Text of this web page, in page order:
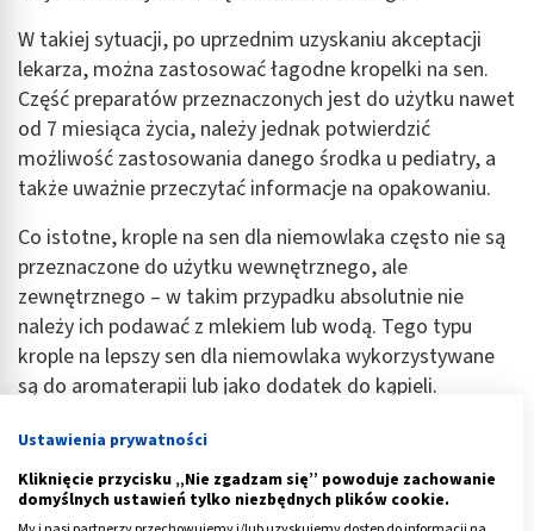
W takiej sytuacji, po uprzednim uzyskaniu akceptacji
lekarza, można zastosować łagodne kropelki na sen.
Część preparatów przeznaczonych jest do użytku nawet
od 7 miesiąca życia, należy jednak potwierdzić
możliwość zastosowania danego środka u pediatry, a
także uważnie przeczytać informacje na opakowaniu.
Co istotne, krople na sen dla niemowlaka często nie są
przeznaczone do użytku wewnętrznego, ale
zewnętrznego – w takim przypadku absolutnie nie
należy ich podawać z mlekiem lub wodą. Tego typu
krople na lepszy sen dla niemowlaka wykorzystywane
są do aromaterapii lub jako dodatek do kąpieli.
innymi z lawendy i rumianku.
Ustawienia prywatności
Kliknięcie przycisku „Nie zgadzam się” powoduje zachowanie
domyślnych ustawień tylko niezbędnych plików cookie.